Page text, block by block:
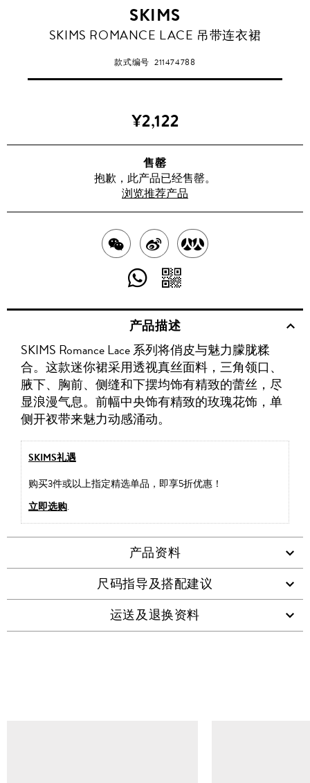
SKIMS
SKIMS ROMANCE LACE 吊带连衣裙
款式编号211474788
¥2,122
售罄
抱歉，此产品已经售罄。
浏览推荐产品
分
享
WECHAT
分
享
WEIBO
分
分
享
至
WHATSAPP
享
维
码
产品描述
SKIMS Romance Lace 系列将俏皮与魅力朦胧糅
合。这款迷你裙采用透视真丝面料，三角领口、
腋下、胸前、侧缝和下摆均饰有精致的蕾丝，尽
显浪漫气息。前幅中央饰有精致的玫瑰花饰，单
侧开衩带来魅力动感涌动。
SKIMS礼遇
购买3件或以上指定精选单品，即享5折优惠！
立即选购.
产品资料
尺码指导及搭配建议
运送及退换资料